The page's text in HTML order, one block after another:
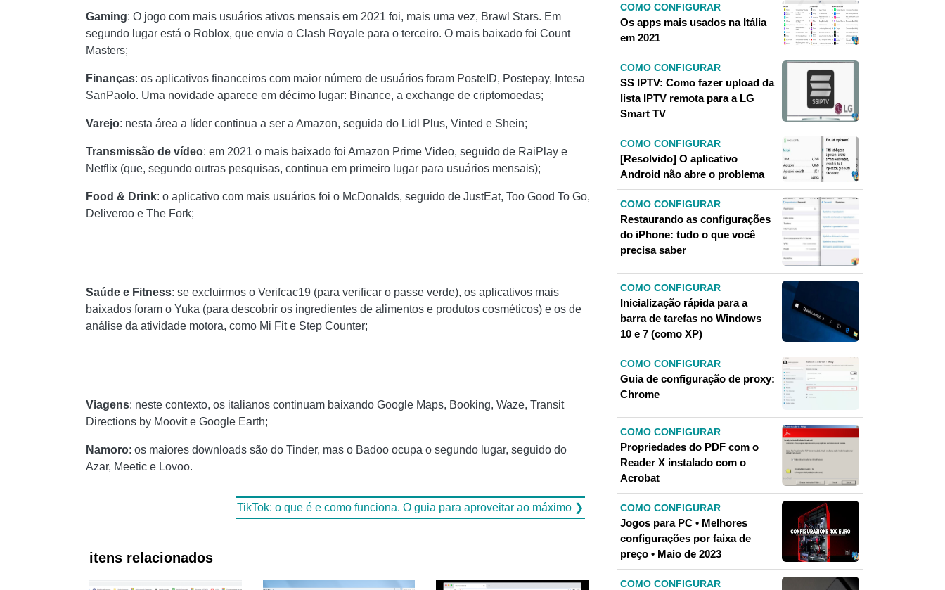
Gaming: O jogo com mais usuários ativos mensais em 2021 foi, mais uma vez, Brawl Stars. Em
segundo lugar está o Roblox, que envia o Clash Royale para o terceiro. O mais baixado foi Count
Masters;
Finanças: os aplicativos financeiros com maior número de usuários foram PosteID, Postepay, Intesa
SanPaolo. Uma novidade aparece em décimo lugar: Binance, a exchange de criptomoedas;
Varejo: nesta área a líder continua a ser a Amazon, seguida do Lidl Plus, Vinted e Shein;
Transmissão de vídeo: em 2021 o mais baixado foi Amazon Prime Video, seguido de RaiPlay e
Netflix (que, segundo outras pesquisas, continua em primeiro lugar para usuários mensais);
Food & Drink: o aplicativo com mais usuários foi o McDonalds, seguido de JustEat, Too Good To Go,
Deliveroo e The Fork;
Saúde e Fitness: se excluirmos o Verifcac19 (para verificar o passe verde), os aplicativos mais
baixados foram o Yuka (para descobrir os ingredientes de alimentos e produtos cosméticos) e os de
análise da atividade motora, como Mi Fit e Step Counter;
Viagens: neste contexto, os italianos continuam baixando Google Maps, Booking, Waze, Transit
Directions by Moovit e Google Earth;
Namoro: os maiores downloads são do Tinder, mas o Badoo ocupa o segundo lugar, seguido do
Azar, Meetic e Lovoo.
TikTok: o que é e como funciona. O guia para aproveitar ao máximo ❯
itens relacionados
COMO CONFIGURAR
Os apps mais usados ​​na Itália
em 2021
COMO CONFIGURAR
SS IPTV: Como fazer upload da
lista IPTV remota para a LG
Smart TV
COMO CONFIGURAR
[Resolvido] O aplicativo
Android não abre o problema
COMO CONFIGURAR
Restaurando as configurações
do iPhone: tudo o que você
precisa saber
COMO CONFIGURAR
Inicialização rápida para a
barra de tarefas no Windows
10 e 7 (como XP)
COMO CONFIGURAR
Guia de configuração de proxy:
Chrome
COMO CONFIGURAR
Propriedades do PDF com o
Reader X instalado com o
Acrobat
COMO CONFIGURAR
Jogos para PC • Melhores
configurações por faixa de
preço • Maio de 2023
COMO CONFIGURAR